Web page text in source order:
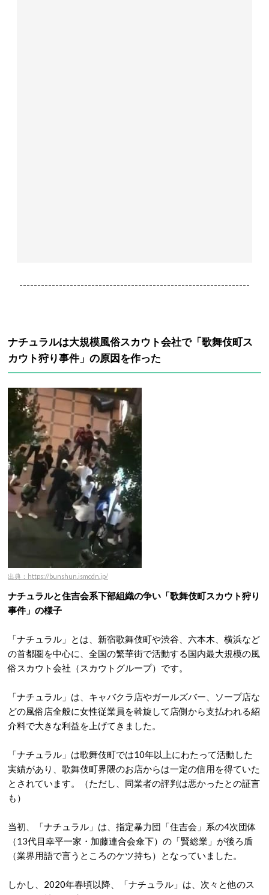
----------------------------------------------------------------
ナチュラルは大規模風俗スカウト会社で「歌舞伎町ス
カウト狩り事件」の原因を作った
出典：https://bunshun.ismcdn.jp/
ナチュラルと住吉会系下部組織の争い「歌舞伎町スカウト狩り
事件」の様子
「ナチュラル」とは、新宿歌舞伎町や渋谷、六本木、横浜など
の首都圏を中心に、全国の繁華街で活動する国内最大規模の風
俗スカウト会社（スカウトグループ）です。
「ナチュラル」は、キャバクラ店やガールズバー、ソープ店な
どの風俗店全般に女性従業員を斡旋して店側から支払われる紹
介料で大きな利益を上げてきました。
「ナチュラル」は歌舞伎町では10年以上にわたって活動した
実績があり、歌舞伎町界隈のお店からは一定の信用を得ていた
とされています。（ただし、同業者の評判は悪かったとの証言
も）
当初、「ナチュラル」は、指定暴力団「住吉会」系の4次団体
（13代目幸平一家・加藤連合会傘下）の「賢総業」が後ろ盾
（業界用語で言うところのケツ持ち）となっていました。
しかし、2020年春頃以降、「ナチュラル」は、次々と他のス